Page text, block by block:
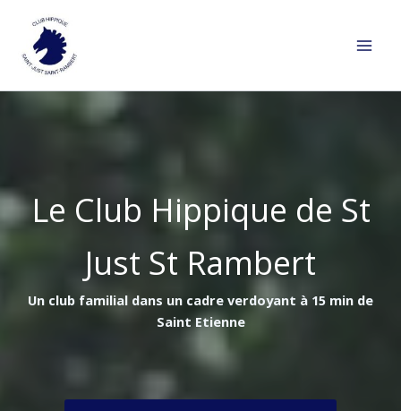
contenu
Le Club Hippique de St
Just St Rambert
Un club familial dans un cadre verdoyant à 15 min de
Saint Etienne